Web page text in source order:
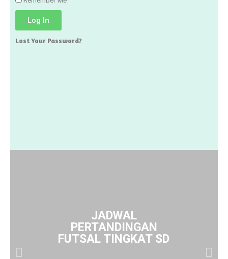
Log In
Lost Your Password?
JADWAL
PERTANDINGAN
FUTSAL TINGKAT SD